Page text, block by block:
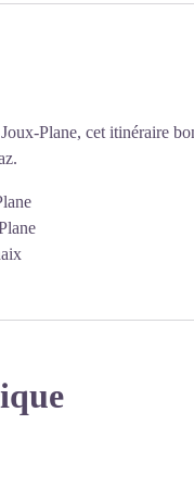
plein écran
potable.
parmi les plus grands
elles contiendraient
respectant le milieu
Plane, cet itinéraire